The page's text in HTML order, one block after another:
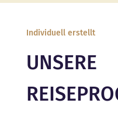
Individuell erstellt
UNSERE